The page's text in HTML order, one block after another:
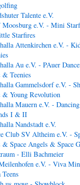
Talente e.V.
Moosburg e.V. - Mini
Starfires
Attenkirchen e.V. -
Au e.V. - PAuer
Teenies
Gammelsdorf e.V. -
& Young Revolution
Mauern e.V. - Dancing
I & II
Nandstadt e.V.
Club SV Altheim e.V. -
Space Angels & Space
- Elli Bachmeier
e.V. - Viva